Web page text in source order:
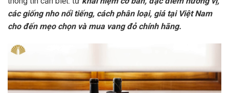
các giống nho nổi tiếng, cách phân loại, giá tại Việt Nam
cho đến mẹo chọn và mua vang đỏ chính hãng.